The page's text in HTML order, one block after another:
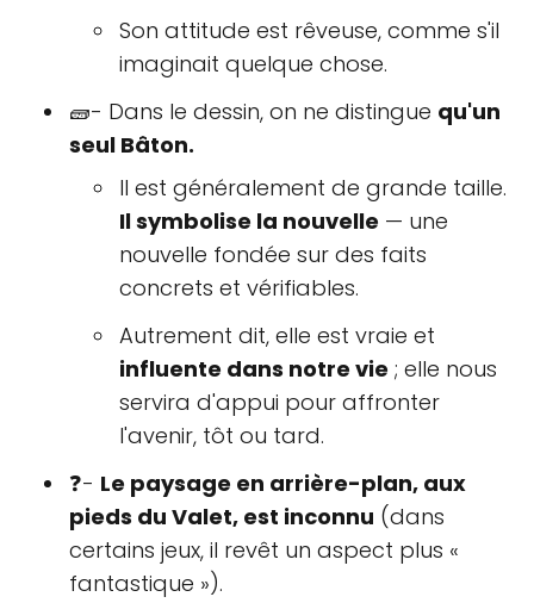
Son attitude est rêveuse, comme s'il
imaginait quelque chose.
🧱- Dans le dessin, on ne distingue qu'un
seul Bâton.
Il est généralement de grande taille.
Il symbolise la nouvelle — une
nouvelle fondée sur des faits
concrets et vérifiables.
Autrement dit, elle est vraie et
influente dans notre vie ; elle nous
servira d'appui pour affronter
l'avenir, tôt ou tard.
❓- Le paysage en arrière-plan, aux
pieds du Valet, est inconnu (dans
certains jeux, il revêt un aspect plus «
fantastique »).